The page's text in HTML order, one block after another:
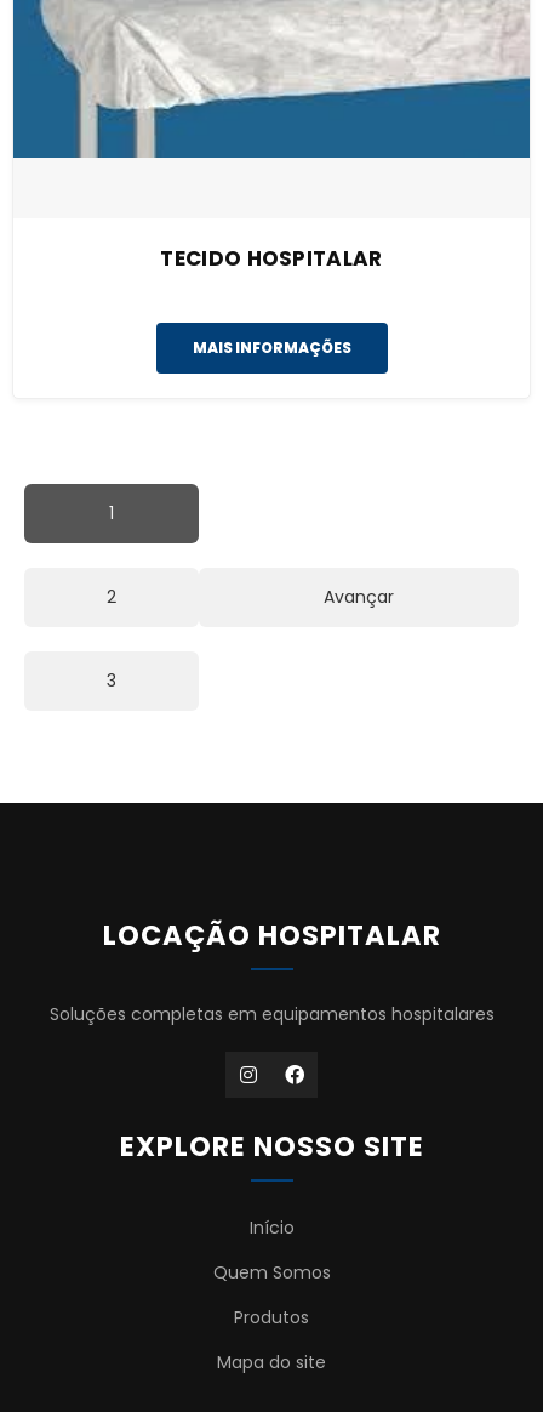
TECIDO HOSPITALAR
MAIS INFORMAÇÕES
1
2
3
Avançar
LOCAÇÃO HOSPITALAR
Soluções completas em equipamentos hospitalares
EXPLORE NOSSO SITE
Início
Quem Somos
Produtos
Mapa do site